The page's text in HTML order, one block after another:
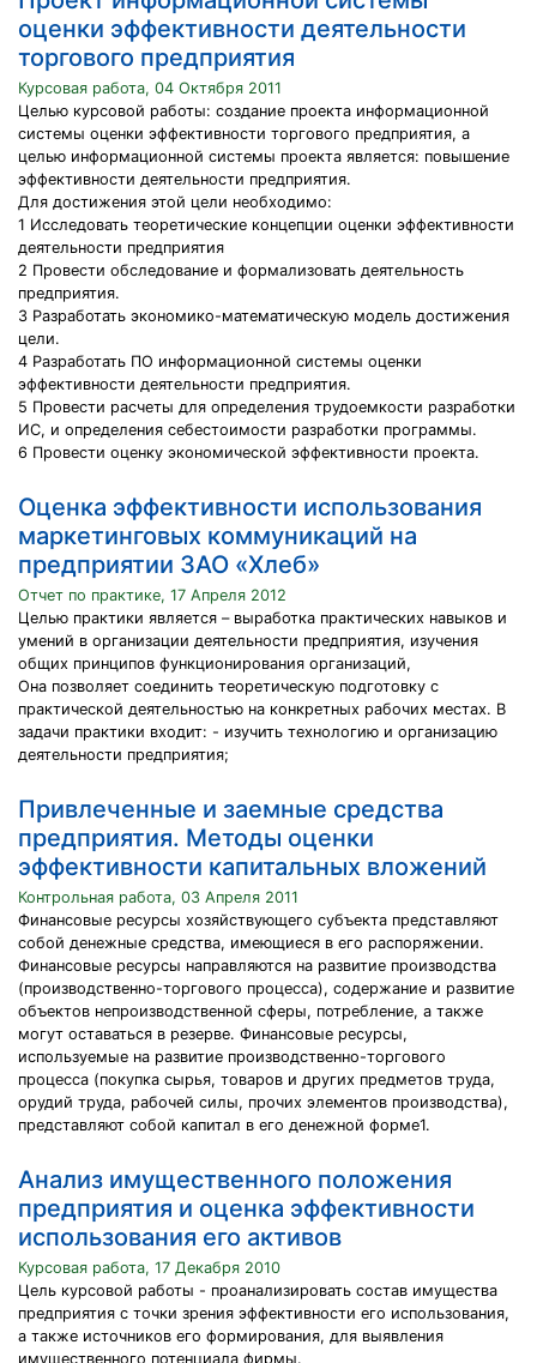
оценки эффективности деятельности
торгового предприятия
Курсовая работа, 04 Октября 2011
Целью курсовой работы: создание проекта информационной
системы оценки эффективности торгового предприятия, а
целью информационной системы проекта является: повышение
эффективности деятельности предприятия.
Для достижения этой цели необходимо:
1 Исследовать теоретические концепции оценки эффективности
деятельности предприятия
2 Провести обследование и формализовать деятельность
предприятия.
3 Разработать экономико-математическую модель достижения
цели.
4 Разработать ПО информационной системы оценки
эффективности деятельности предприятия.
5 Провести расчеты для определения трудоемкости разработки
ИС, и определения себестоимости разработки программы.
6 Провести оценку экономической эффективности проекта.
Оценка эффективности использования
маркетинговых коммуникаций на
предприятии ЗАО «Хлеб»
Отчет по практике, 17 Апреля 2012
Целью практики является – выработка практических навыков и
умений в организации деятельности предприятия, изучения
общих принципов функционирования организаций,
Она позволяет соединить теоретическую подготовку с
практической деятельностью на конкретных рабочих местах. В
задачи практики входит: - изучить технологию и организацию
деятельности предприятия;
Привлеченные и заемные средства
предприятия. Методы оценки
эффективности капитальных вложений
Контрольная работа, 03 Апреля 2011
Финансовые ресурсы хозяйствующего субъекта представляют
собой денежные средства, имеющиеся в его распоряжении.
Финансовые ресурсы направляются на развитие производства
(производственно-торгового процесса), содержание и развитие
объектов непроизводственной сферы, потребление, а также
могут оставаться в резерве. Финансовые ресурсы,
используемые на развитие производственно-торгового
процесса (покупка сырья, товаров и других предметов труда,
орудий труда, рабочей силы, прочих элементов производства),
представляют собой капитал в его денежной форме1.
Анализ имущественного положения
предприятия и оценка эффективности
использования его активов
Курсовая работа, 17 Декабря 2010
Цель курсовой работы - проанализировать состав имущества
предприятия с точки зрения эффективности его использования,
а также источников его формирования, для выявления
имущественного потенциала фирмы.